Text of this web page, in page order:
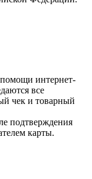
помощи интернет-
все
чек и товарный
подтверждения
карты.